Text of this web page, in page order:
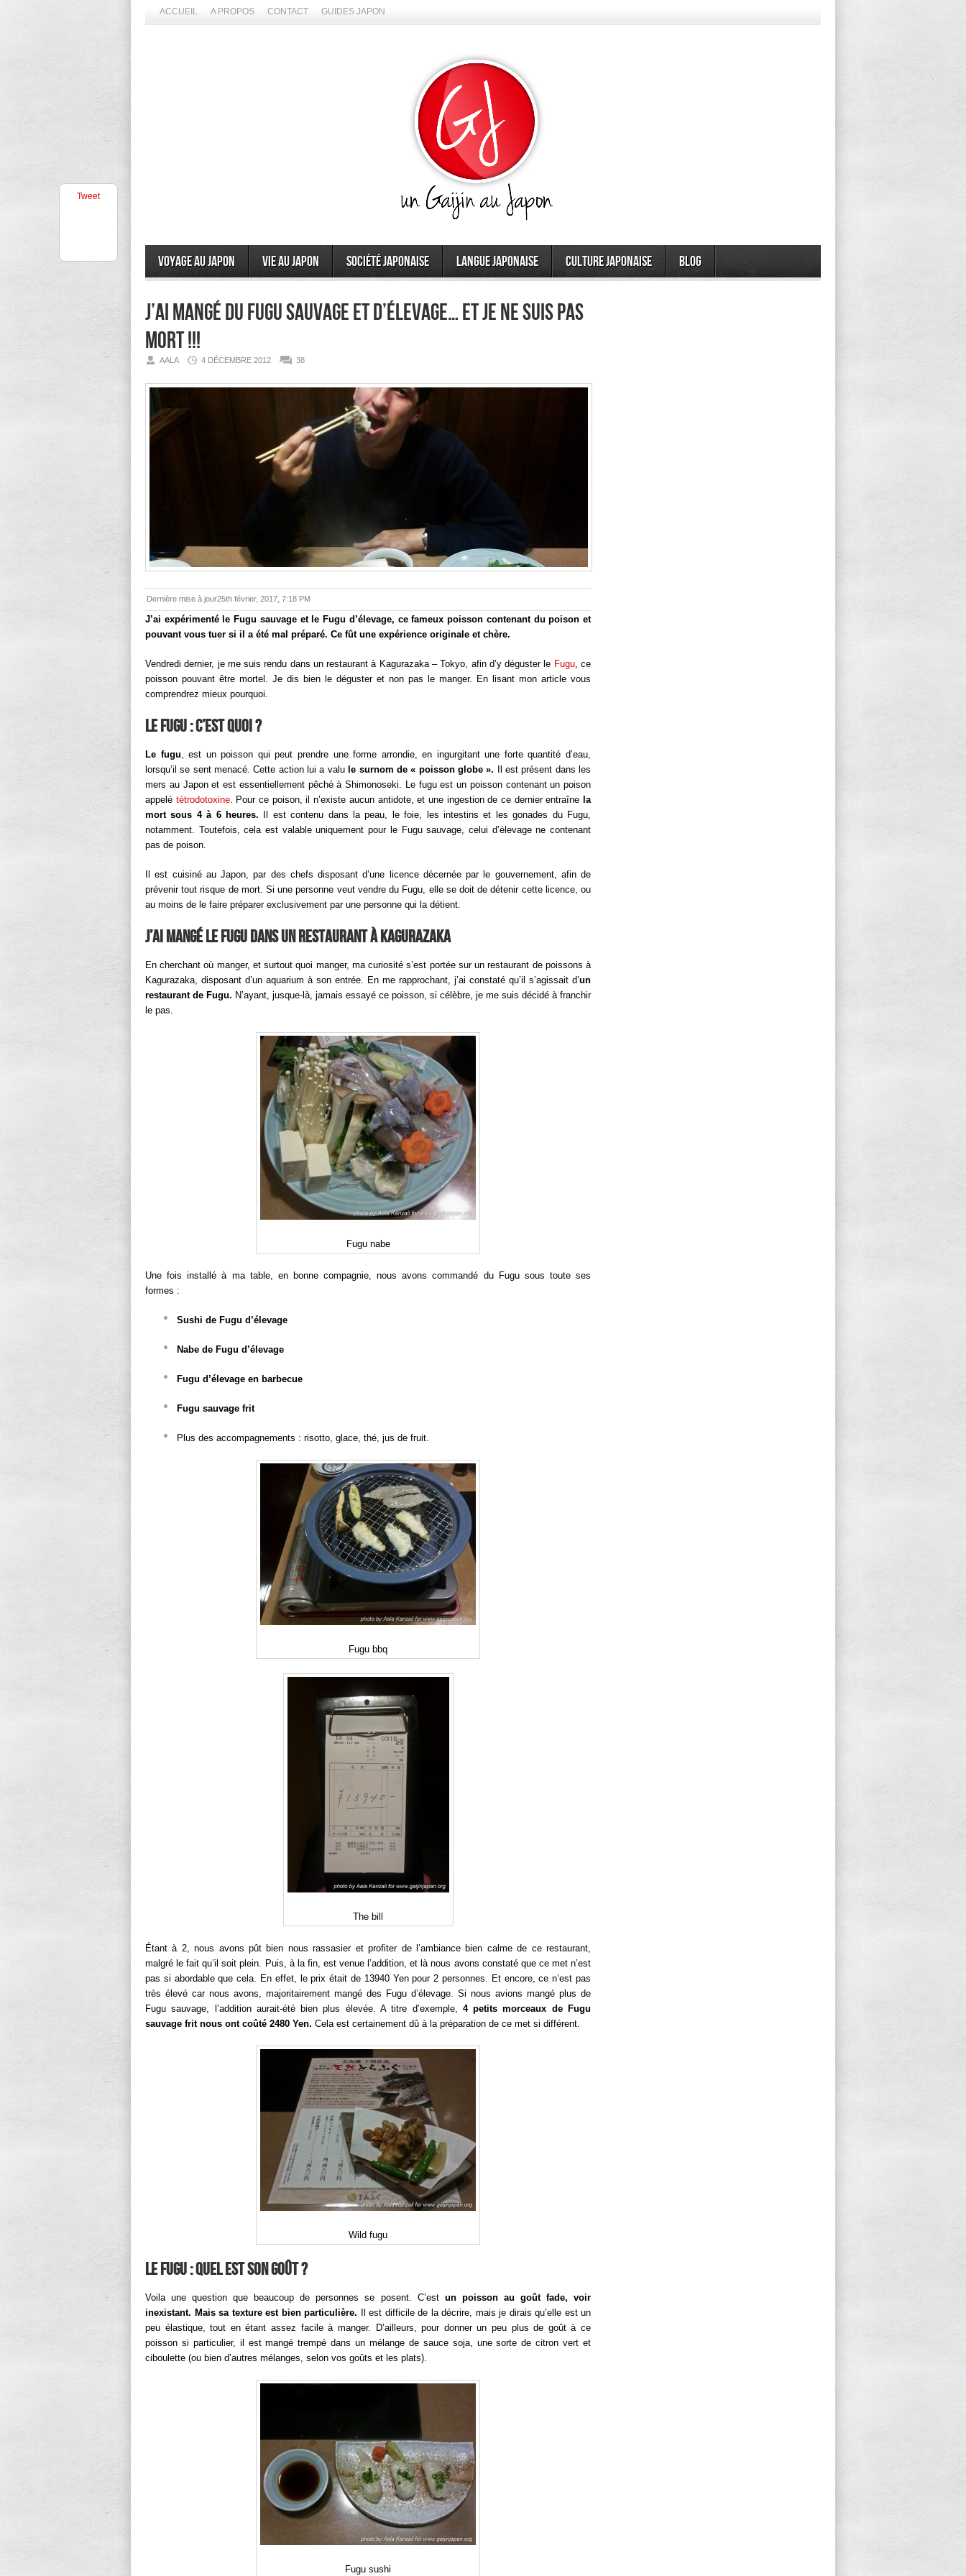
ACCUEIL A PROPOS CONTACT GUIDES JAPON
Voyage au Japon Vie au Japon Société japonaise Langue japonaise Culture japonaise Blog
J’ai mangé du Fugu sauvage et d’élevage… et je ne suis pas
mort !!!
AALA 4 DÉCEMBRE 2012 38
Dernière mise à jour25th février, 2017, 7:18 PM
J’ai expérimenté le Fugu sauvage et le Fugu d’élevage, ce fameux poisson contenant du poison et
pouvant vous tuer si il a été mal préparé. Ce fût une expérience originale et chère.
Vendredi dernier, je me suis rendu dans un restaurant à Kagurazaka – Tokyo, afin d’y déguster le Fugu, ce
poisson pouvant être mortel. Je dis bien le déguster et non pas le manger. En lisant mon article vous
comprendrez mieux pourquoi.
Le fugu : c’est quoi ?
Le fugu, est un poisson qui peut prendre une forme arrondie, en ingurgitant une forte quantité d’eau,
lorsqu’il se sent menacé. Cette action lui a valu le surnom de « poisson globe ». Il est présent dans les
mers au Japon et est essentiellement pêché à Shimonoseki. Le fugu est un poisson contenant un poison
appelé tétrodotoxine. Pour ce poison, il n’existe aucun antidote, et une ingestion de ce dernier entraîne la
mort sous 4 à 6 heures. Il est contenu dans la peau, le foie, les intestins et les gonades du Fugu,
notamment. Toutefois, cela est valable uniquement pour le Fugu sauvage, celui d’élevage ne contenant
pas de poison.
Il est cuisiné au Japon, par des chefs disposant d’une licence décernée par le gouvernement, afin de
prévenir tout risque de mort. Si une personne veut vendre du Fugu, elle se doit de détenir cette licence, ou
au moins de le faire préparer exclusivement par une personne qui la détient.
J’ai mangé le Fugu dans un restaurant à Kagurazaka
En cherchant où manger, et surtout quoi manger, ma curiosité s’est portée sur un restaurant de poissons à
Kagurazaka, disposant d’un aquarium à son entrée. En me rapprochant, j’ai constaté qu’il s’agissait d’un
restaurant de Fugu. N’ayant, jusque-là, jamais essayé ce poisson, si célèbre, je me suis décidé à franchir
le pas.
Fugu nabe
Une fois installé à ma table, en bonne compagnie, nous avons commandé du Fugu sous toute ses
formes :
Sushi de Fugu d’élevage
Nabe de Fugu d’élevage
Fugu d’élevage en barbecue
Fugu sauvage frit
Plus des accompagnements : risotto, glace, thé, jus de fruit.
Fugu bbq
The bill
Étant à 2, nous avons pût bien nous rassasier et profiter de l’ambiance bien calme de ce restaurant,
malgré le fait qu’il soit plein. Puis, à la fin, est venue l’addition, et là nous avons constaté que ce met n’est
pas si abordable que cela. En effet, le prix était de 13940 Yen pour 2 personnes. Et encore, ce n’est pas
très élevé car nous avons, majoritairement mangé des Fugu d’élevage. Si nous avions mangé plus de
Fugu sauvage, l’addition aurait-été bien plus élevée. A titre d’exemple, 4 petits morceaux de Fugu
sauvage frit nous ont coûté 2480 Yen. Cela est certainement dû à la préparation de ce met si différent.
Wild fugu
Le fugu : quel est son goût ?
Voila une question que beaucoup de personnes se posent. C’est un poisson au goût fade, voir
inexistant. Mais sa texture est bien particulière. Il est difficile de la décrire, mais je dirais qu’elle est un
peu élastique, tout en étant assez facile à manger. D’ailleurs, pour donner un peu plus de goût à ce
poisson si particulier, il est mangé trempé dans un mélange de sauce soja, une sorte de citron vert et
ciboulette (ou bien d’autres mélanges, selon vos goûts et les plats).
Fugu sushi
Tweet